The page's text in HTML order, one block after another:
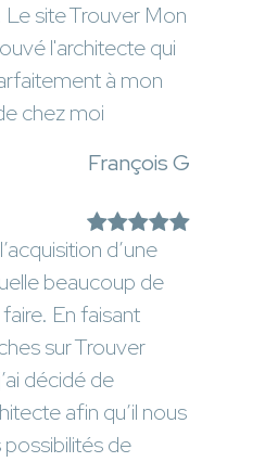
site Trouver Mon
l'architecte qui
à mon
chez moi
François G
d’une
beaucoup de
En faisant
sur Trouver
décidé de
afin qu’il nous
de